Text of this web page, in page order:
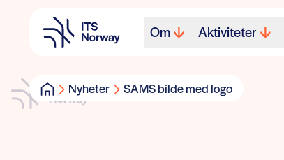
Om Aktiviteter
Nyheter SAMS bilde med logo